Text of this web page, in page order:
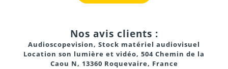
Nos avis clients :
Audioscopevision, Stock matériel audiovisuel
Location son lumière et vidéo, 504 Chemin de la
Caou N, 13360 Roquevaire, France